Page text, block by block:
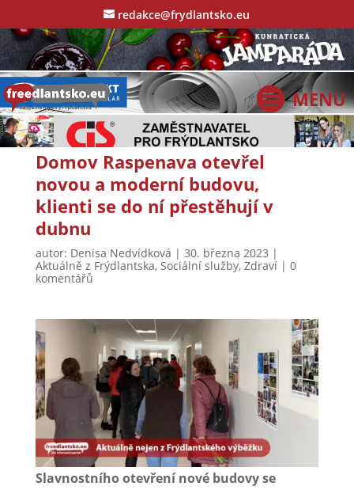
redakce@frydlantsko.eu
Domov Raspenava otevřel
novou a moderní budovu,
klienti se do ní přestěhují v
dubnu
autor: Denisa Nedvídková | 30. března 2023 |
Aktuálně z Frýdlantska, Sociální služby, Zdraví| 0
komentářů
Slavnostního otevření nové budovy se